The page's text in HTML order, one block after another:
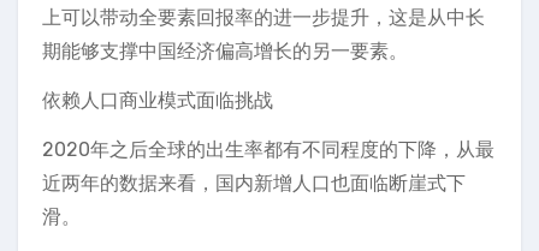
上可以带动全要素回报率的进一步提升，这是从中长
期能够支撑中国经济偏高增长的另一要素。
依赖人口商业模式面临挑战
2020年之后全球的出生率都有不同程度的下降，从最
近两年的数据来看，国内新增人口也面临断崖式下
滑。